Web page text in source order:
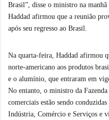
Brasil”, disse o ministro na
Haddad afirmou que a reunião
após seu regresso ao Brasil.
Na quarta-feira, Haddad afirmou
norte-americano aos produtos
e o alumínio, que entraram em
No entanto, o ministro da Fazenda
comerciais estão sendo
Indústria, Comércio e Serviços e